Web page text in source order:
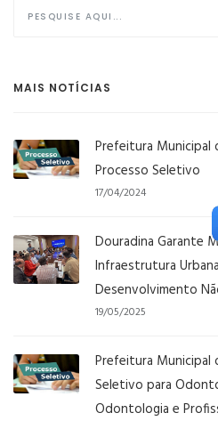
MAIS NOTÍCIAS
Prefeitura Municipal
Processo Seletivo
17/04/2024
Douradina Garante
Infraestrutura
Desenvolvimento
19/05/2025
Prefeitura Municipal
Seletivo para
Odontologia e